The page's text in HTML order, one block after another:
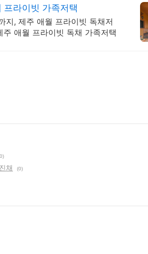
프라이빗 가족저택
지, 제주 애월 프라이빗 독채저
애월 프라이빗 독채 가족저택
채 (0)